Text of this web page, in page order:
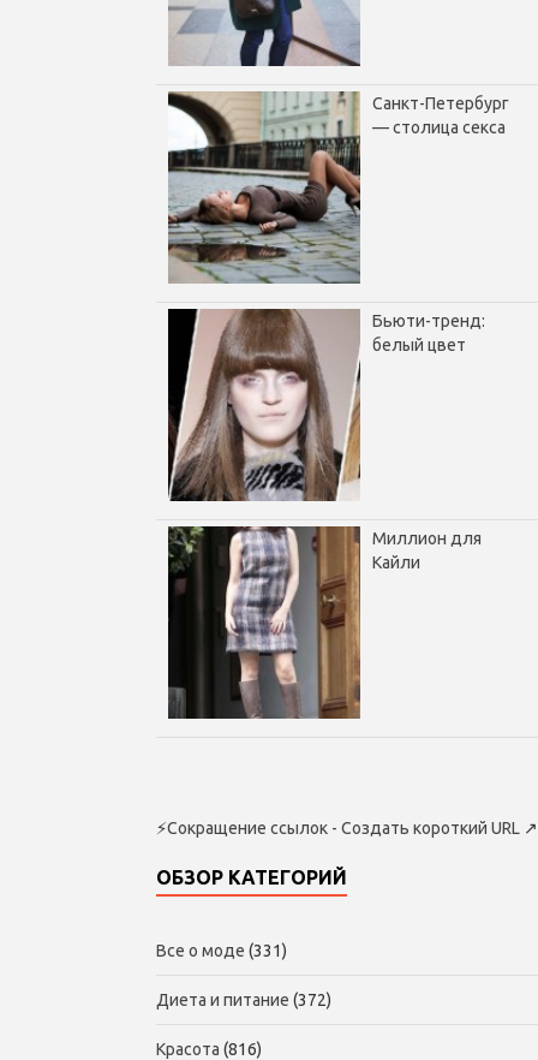
Санкт-Петербург
— столица секса
Бьюти-тренд:
белый цвет
Миллион для
Кайли
⚡Сокращение ссылок - Создать короткий URL ↗
ОБЗОР КАТЕГОРИЙ
Все о моде (331)
Диета и питание (372)
Красота (816)